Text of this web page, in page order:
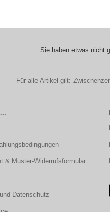
Sie haben etwas nicht
Für alle Artikel gilt:
& Muster-Widerrufsformular
Datenschutz